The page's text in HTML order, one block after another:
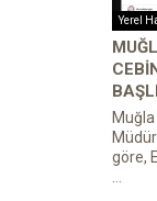
Yerel
göre,